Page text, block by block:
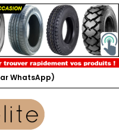
WhatsApp)